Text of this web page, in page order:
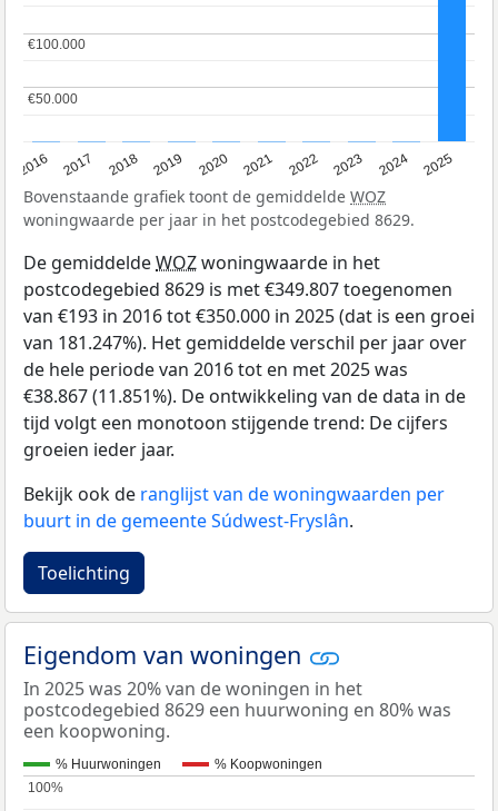
2016 2017 2018 2019 2020 2021 2022 2023 2024 2025
€50.000
€50.000
€100.000
€100.000
Bovenstaande grafiek toont de gemiddelde WOZ
woningwaarde per jaar in het postcodegebied 8629.
De gemiddeldeWOZwoningwaarde in het
postcodegebied 8629 is met €349.807 toegenomen
van €193 in 2016 tot €350.000 in 2025 (dat is een groei
van 181.247%). Het gemiddelde verschil per jaar over
de hele periode van 2016 tot en met 2025 was
€38.867 (11.851%). De ontwikkeling van de data in de
tijd volgt een monotoon stijgende trend: De cijfers
groeien ieder jaar.
Bekijk ook de ranglijst van de woningwaarden per
buurt in de gemeente Súdwest-Fryslân.
Toelichting
Eigendom van woningen
In 2025 was 20% van de woningen in het
postcodegebied 8629 een huurwoning en 80% was
een koopwoning.
% Huurwoningen % Koopwoningen
100%
100%